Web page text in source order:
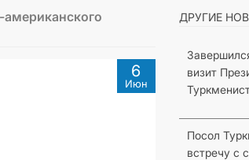
6
Июн
ДРУГИЕ
визит
Посол
встречу с